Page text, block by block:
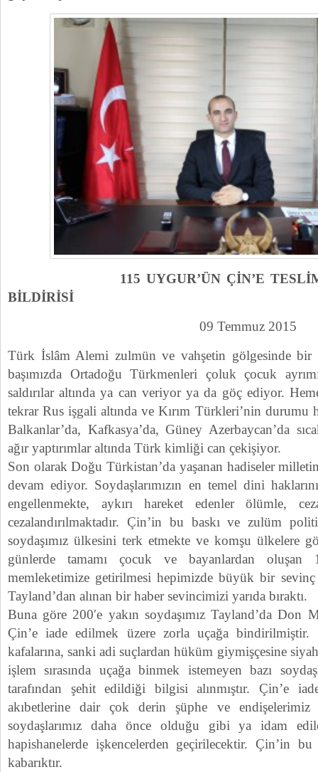
115 UYGUR’ÜN ÇİN’E
BİLDİRİSİ
09 Temmuz 2015
Türk İslâm Alemi zulmün ve vahşetin gölgesinde bir
başımızda Ortadoğu Türkmenleri çoluk çocuk ayrımı
saldırılar altında ya can veriyor ya da göç ediyor.
tekrar Rus işgali altında ve Kırım Türkleri’nin durumu
Balkanlar’da, Kafkasya’da, Güney Azerbaycan’da
ağır yaptırımlar altında Türk kimliği can çekişiyor.
Son olarak Doğu Türkistan’da yaşanan hadiseler
devam ediyor. Soydaşlarımızın en temel dini
engellenmekte, aykırı hareket edenler ölümle,
cezalandırılmaktadır. Çin’in bu baskı ve zulüm
soydaşımız ülkesini terk etmekte ve komşu ülkelere
günlerde tamamı çocuk ve bayanlardan oluşan
memleketimize getirilmesi hepimizde büyük bir sevinç
Tayland’dan alınan bir haber sevincimizi yarıda bıraktı.
Buna göre 200′e yakın soydaşımız Tayland’da Don
Çin’e iade edilmek üzere zorla uçağa bindirilmiştir.
kafalarına, sanki adi suçlardan hüküm giymişçesine
işlem sırasında uçağa binmek istemeyen bazı
tarafından şehit edildiği bilgisi alınmıştır. Çin’e
akıbetlerine dair çok derin şüphe ve
soydaşlarımız daha önce olduğu gibi ya idam
hapishanelerde işkencelerden geçirilecektir. Çin’in
kabarıktır.